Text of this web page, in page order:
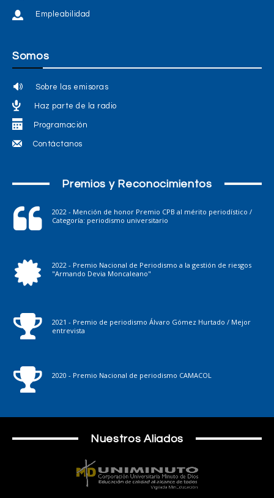
Empleabilidad
Somos
Sobre las emisoras
Haz parte de la radio
Programación
Contáctanos
Premios y Reconocimientos
2022 - Mención de honor Premio CPB al mérito periodístico /
Categoría: periodismo universitario
2022 - Premio Nacional de Periodismo a la gestión de riesgos
"Armando Devia Moncaleano"
2021 - Premio de periodismo Álvaro Gómez Hurtado / Mejor
entrevista
2020 - Premio Nacional de periodismo CAMACOL
Nuestros Aliados